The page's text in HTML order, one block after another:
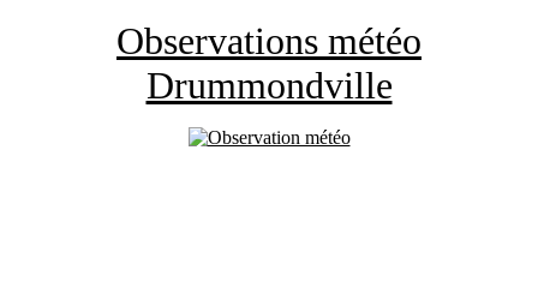
Observations météo
Drummondville